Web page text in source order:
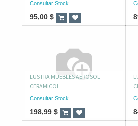
Consultar Stock
95,00 $
LUSTRA MUEBLES AEROSOL
CERAMICOL
Consultar Stock
198,99 $